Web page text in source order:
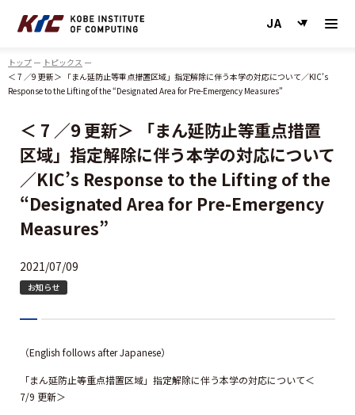
トップ
トピックス
＜ 7 ／9 更新＞ 「まん延防止等重点措置区域」指定解除に伴う本学の対応について／KIC’s
Response to the Lifting of the “Designated Area for Pre-Emergency Measures”
＜ 7 ／9 更新＞ 「まん延防止等重点措置
区域」指定解除に伴う本学の対応について
／KIC’s Response to the Lifting of the
“Designated Area for Pre-Emergency
Measures”
2021/07/09
お知らせ
（English follows after Japanese）
「まん延防止等重点措置区域」指定解除に伴う本学の対応について＜
7/9 更新＞